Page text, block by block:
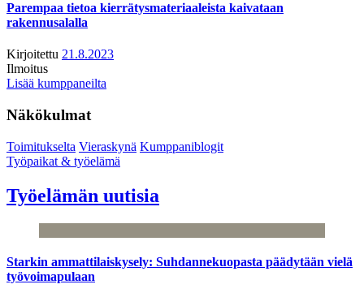
Parempaa tietoa kierrätysmateriaaleista kaivataan
rakennusalalla
Kirjoitettu 21.8.2023
Ilmoitus
Lisää kumppaneilta
Näkökulmat
Toimitukselta Vieraskynä Kumppaniblogit
Työpaikat & työelämä
Työelämän uutisia
Starkin ammattilaiskysely: Suhdannekuopasta päädytään vielä
työvoimapulaan